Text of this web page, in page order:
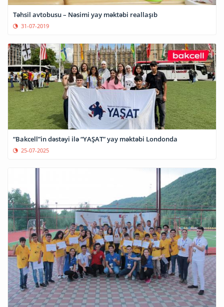
Təhsil avtobusu – Nəsimi yay məktəbi reallaşıb
31-07-2019
“Bakcell”in dəstəyi ilə “YAŞAT” yay məktəbi Londonda
25-07-2025